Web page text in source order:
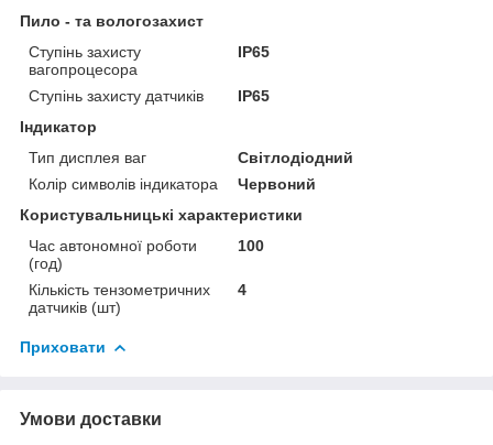
Пило - та вологозахист
Ступінь захисту
вагопроцесора
IP65
Ступінь захисту датчиків
IP65
Індикатор
Тип дисплея ваг
Світлодіодний
Колір символів індикатора
Червоний
Користувальницькі характеристики
Час автономної роботи
(год)
100
Кількість тензометричних
датчиків (шт)
4
Приховати
Умови доставки